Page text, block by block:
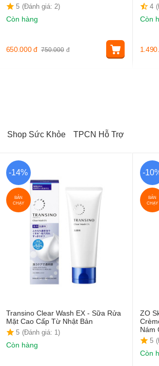
5 (Đánh giá: 2)
Còn hàng
750.000 đ
650.000 đ
4
Còn
Shop Sức Khỏe TPCN Hỗ Trợ
-14%
BÁN
CHẠY
Transino Clear Wash EX - Sữa Rửa
Mặt Cao Cấp Từ Nhật Bản
5 (Đánh giá: 1)
Còn hàng
-
BÁN
CHẠY
ZO
Nám
5
Còn